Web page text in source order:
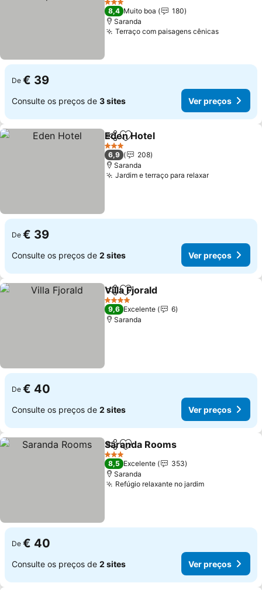
Ver preços
3 Estrelas
8,4 Muito boa
180
Saranda
Terraço com paisagens cênicasVer
De € 39
Consulte os preços de 3 sites Ver preços
PartilharAdicionar aos favoritos
Eden Hotel
3 Estrelas
6,9
208
Saranda
Jardim e terraço para relaxarVer preços
De € 39
Consulte os preços de 2 sites Ver preços
PartilharAdicionar aos favoritos
Villa Fjorald
4 Estrelas
9,6 Excelente
6
Saranda
De € 40
Consulte os preços de 2 sites Ver preços
PartilharAdicionar aos favoritos
Saranda Rooms
3 Estrelas
8,5 Excelente
353
Saranda
Refúgio relaxante no jardimVer preços
De € 40
Consulte os preços de 2 sites Ver preços